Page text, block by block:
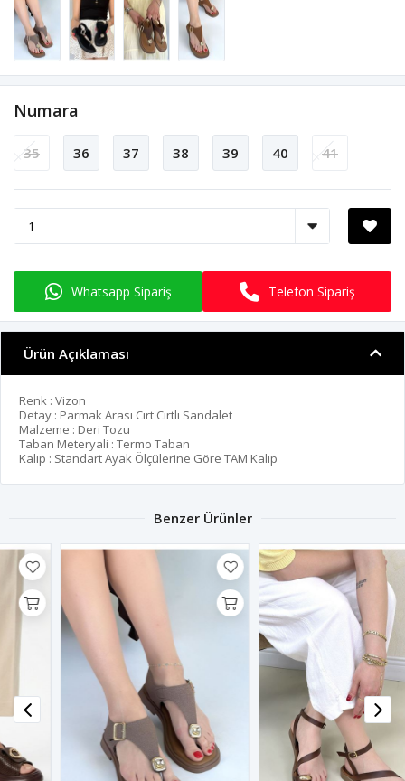
Numara
35 36 37 38 39 40 41
Whatsapp Sipariş Telefon Sipariş
Ürün Açıklaması
Renk : Vizon
Detay : Parmak Arası Cırt Cırtlı Sandalet
Malzeme : Deri Tozu
Taban Meteryali : Termo Taban
Kalıp : Standart Ayak Ölçülerine Göre TAM Kalıp
Benzer Ürünler